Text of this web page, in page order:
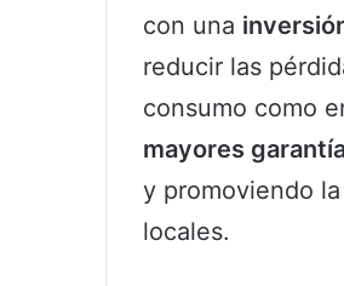
con una
reducir las
consumo como
mayores
y promoviendo
locales.